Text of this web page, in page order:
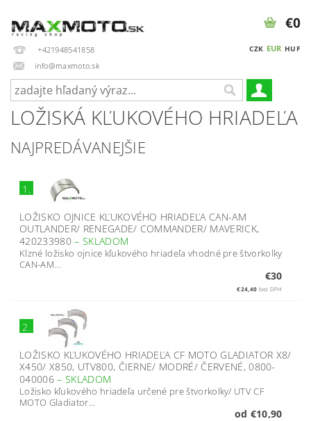
+421948541858
info@maxmoto.sk
CZK EUR HUF
€0
LOŽISKÁ KĽUKOVÉHO HRIADEĽA
NAJPREDÁVANEJŠIE
1.
LOŽISKO OJNICE KĽUKOVÉHO HRIADEĽA CAN-AM
OUTLANDER/ RENEGADE/ COMMANDER/ MAVERICK,
420233980– SKLADOM
Klzné ložisko ojnice kľukového hriadeľa vhodné pre štvorkolky
CAN-AM...
€30
€24,40 bez DPH
2.
LOŽISKO KĽUKOVÉHO HRIADEĽA CF MOTO GLADIATOR X8/
X450/ X850, UTV800, ČIERNE/ MODRÉ/ ČERVENÉ, 0800-
040006–SKLADOM
Ložisko kľukového hriadeľa určené pre štvorkolky/ UTV CF
MOTO Gladiator...
od €10,90